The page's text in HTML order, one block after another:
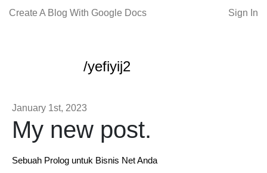
Create A Blog With Google Docs Sign In
/yefiyij2
January 1st, 2023
My new post.
Sebuah Prolog untuk Bisnis Net Anda